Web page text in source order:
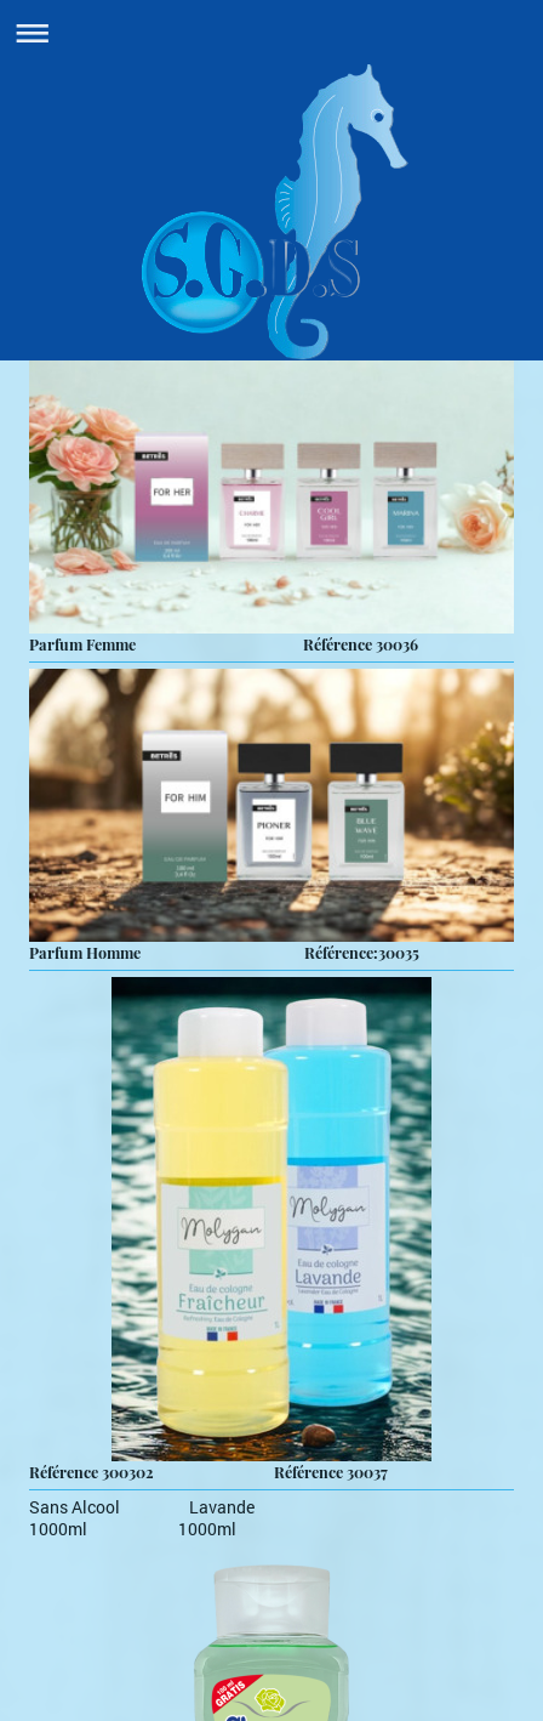
Parfum Femme Référence 30036
Parfum Homme Référence:30035
Référence 300302 Référence 30037
Sans Alcool Lavande
1000ml 1000ml